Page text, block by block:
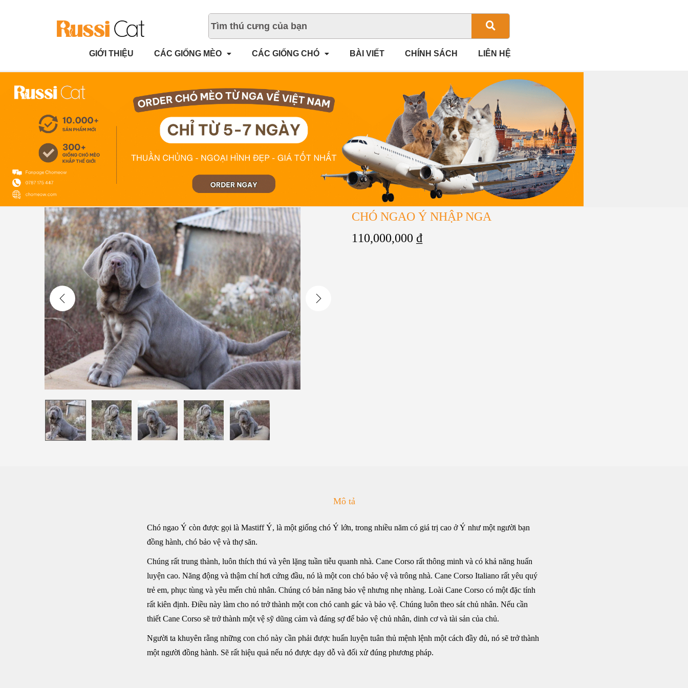
GIỚI THIỆU CÁC GIỐNG MÈO CÁC GIỐNG CHÓ BÀI VIẾT CHÍNH SÁCH LIÊN HỆ
CHÓ NGAO Ý NHẬP NGA
110,000,000 ₫
Mô tả
Chó ngao Ý còn được gọi là Mastiff Ý, là một giống chó Ý lớn, trong nhiều năm có giá trị cao ở Ý như một người bạn
đồng hành, chó bảo vệ và thợ săn.
Chúng rất trung thành, luôn thích thú và yên lặng tuần tiễu quanh nhà. Cane Corso rất thông minh và có khả năng huấn
luyện cao. Năng động và thậm chí hơi cứng đầu, nó là một con chó bảo vệ và trông nhà. Cane Corso Italiano rất yêu quý
trẻ em, phục tùng và yêu mến chủ nhân. Chúng có bản năng bảo vệ nhưng nhẹ nhàng. Loài Cane Corso có một đặc tính
rất kiên định. Điều này làm cho nó trở thành một con chó canh gác và bảo vệ. Chúng luôn theo sát chủ nhân. Nếu cần
thiết Cane Corso sẽ trở thành một vệ sỹ dũng cảm và đáng sợ để bảo vệ chủ nhân, dinh cơ và tài sản của chủ.
Người ta khuyên rằng những con chó này cần phải được huấn luyện tuân thủ mệnh lệnh một cách đầy đủ, nó sẽ trở thành
một người đồng hành. Sẽ rất hiệu quả nếu nó được dạy dỗ và đối xử đúng phương pháp.